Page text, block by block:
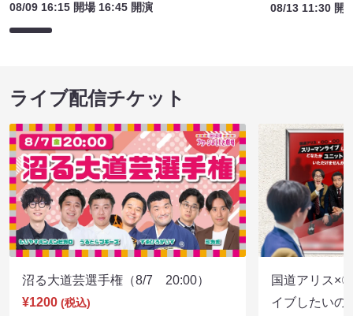
08/09 16:15 開場 16:45 開演
08/13 11:30 開
ライブ配信チケット
沼る大道芸選手権（8/7 20:00）
¥1200 (税込)
国道アリス×
イブしたいの